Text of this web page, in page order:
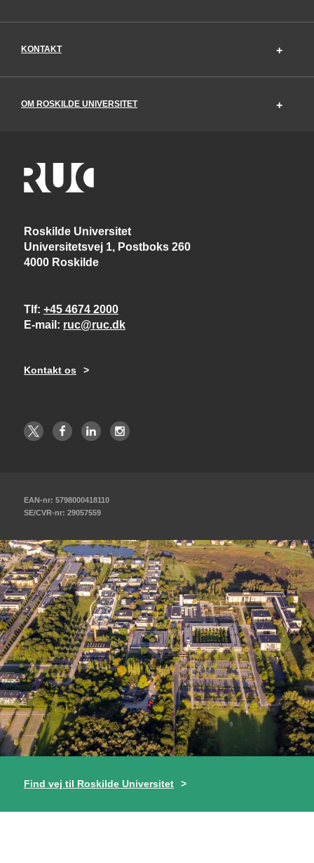
KONTAKT
OM ROSKILDE UNIVERSITET
Roskilde Universitet
Universitetsvej 1, Postboks 260
4000 Roskilde
Tlf +45 4674 2000
E-mail
ruc@ruc.dk
Kontakt os
EAN-nr: 5798000418110
SE/CVR-nr: 29057559
Find vej til Roskilde Universitet